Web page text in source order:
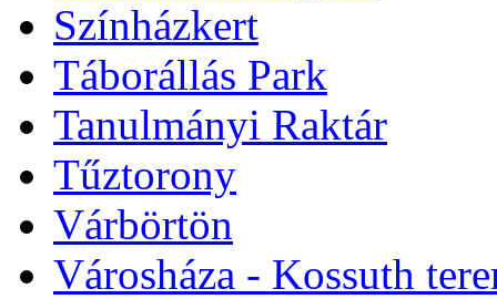
Színházkert
Táborállás Park
Tanulmányi Raktár
Tűztorony
Várbörtön
Városháza - Kossuth